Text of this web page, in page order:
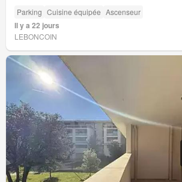
Parking Cuisine équipée Ascenseur
Il y a 22 jours
LEBONCOIN